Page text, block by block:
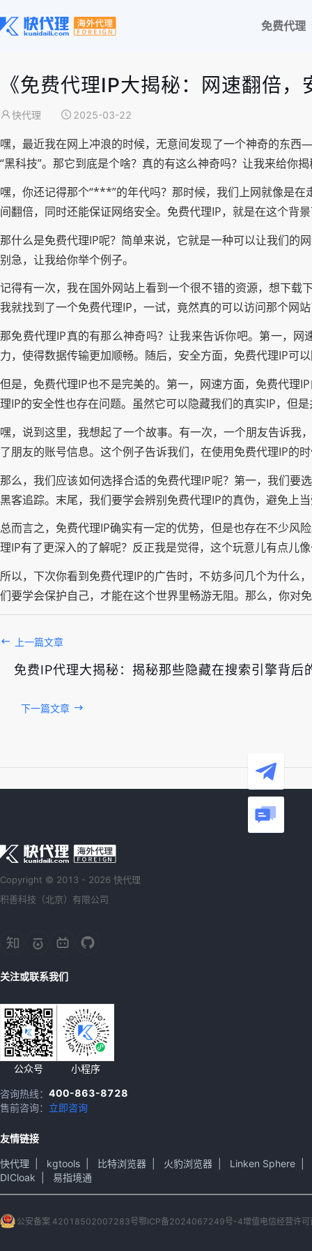
免费代理
《免费代理IP大揭秘：网速翻倍
快代理 2025-03-22
嘿，最近我在网上冲浪的时候，无意间发现了一个神奇的东
“黑科技”。那它到底是个啥？真的有这么神奇吗？让我来给你
嘿，你还记得那个“***”的年代吗？那时候，我们上网就像是
间翻倍，同时还能保证网络安全。免费代理IP，就是在这个背
那什么是免费代理IP呢？简单来说，它就是一种可以让我们的
别急，让我给你举个例子。
记得有一次，我在国外网站上看到一个很不错的资源，想下载
我就找到了一个免费代理IP，一试，竟然真的可以访问那个网
那免费代理IP真的有那么神奇吗？让我来告诉你吧。第一，
力，使得数据传输更加顺畅。随后，安全方面，免费代理IP可
但是，免费代理IP也不是完美的。第一，网速方面，免费代理
理IP的安全性也存在问题。虽然它可以隐藏我们的真实IP，但
嘿，说到这里，我想起了一个故事。有一次，一个朋友告诉我
了朋友的账号信息。这个例子告诉我们，在使用免费代理IP的
那么，我们应该如何选择合适的免费代理IP呢？第一，我们要
黑客追踪。末尾，我们要学会辨别免费代理IP的真伪，避免上
总而言之，免费代理IP确实有一定的优势，但是也存在不少风
理IP有了更深入的了解呢？反正我是觉得，这个玩意儿有点儿
所以，下次你看到免费代理IP的广告时，不妨多问几个为什么
们要学会保护自己，才能在这个世界里畅游无阻。那么，你对
上一篇文章
免费IP代理大揭秘：揭秘那些隐藏在搜索引擎背后
下一篇文章
Copyright © 2013 - 2026 快代理
积善科技（北京）有限公司
关注或联系我们
公众号 小程序
咨询热线： 400-863-8728
售前咨询： 立即咨询
友情链接
快代理 kgtools 比特浏览器 火豹浏览器 Linken Sphere
DICloak
易指境通
公安备案 42018502007283号鄂ICP备2024067249号-4增值电信经营许